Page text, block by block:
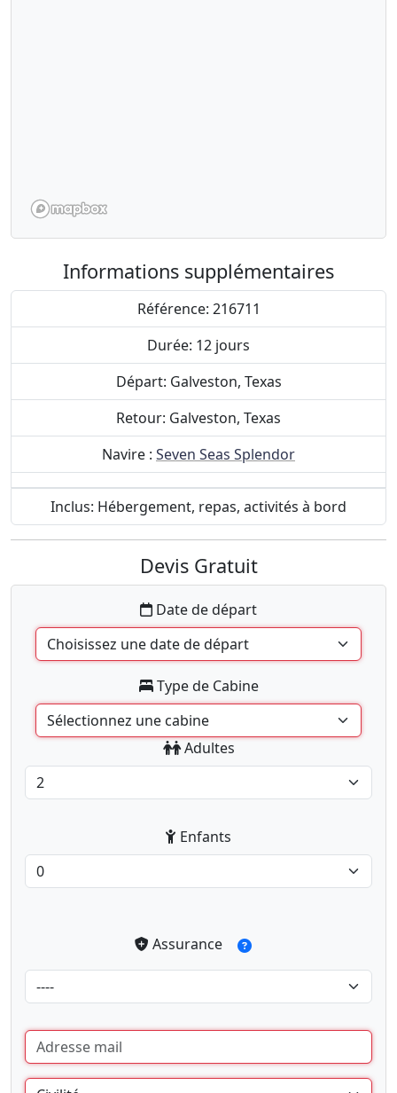
Informations supplémentaires
Référence: 216711
Durée: 12 jours
Départ: Galveston, Texas
Retour: Galveston, Texas
Navire : Seven Seas Splendor
Inclus: Hébergement, repas, activités à bord
Devis Gratuit
Date de départ
Type de Cabine
Adultes
Enfants
Assurance